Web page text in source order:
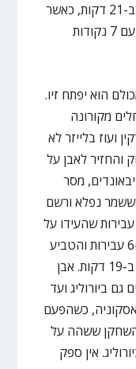
ורשם 5 ריבאונדים יחד עם פלוס 17 ב-21 דקות, כאשר
גם בהתקפה הוא עשה עבודה טובה עם 7 נקודות
הוא יפתח זיו.
מקורונה
ועוז בלייזר לא
והחזיר לאבן על
זיו סיפק הפעם 6 נקודות, 3 ריבאונדים, מסר
כששמר נפלא ורשם
חטיפה אחת וחסימה אחת יחד עם 4 עבירות שהעידו על
קשיחות, תוך שהוא סחט לא פחות מ-6 עבירות והטביע
ברגע גדול מבחינתו בדרך לפלוס 11 ב-19 דקות. אבן
גם ביורוליג ועד
כשהפעם
ששהה על
אין ספק